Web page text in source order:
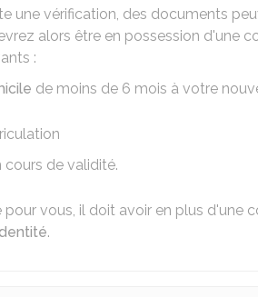
une vérification, des documents
alors être en possession d'une
:
de moins de 6 mois à votre
cours de validité.
vous, il doit avoir en plus d'une
.